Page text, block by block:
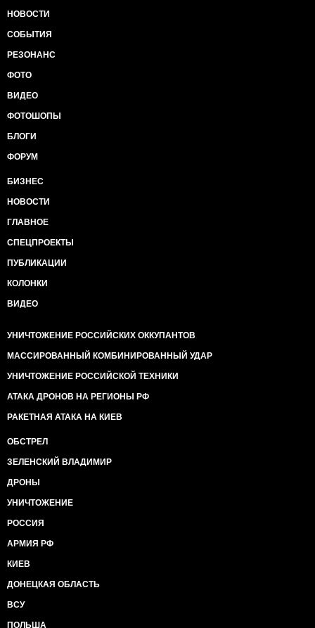
НОВОСТИ
СОБЫТИЯ
РЕЗОНАНС
ФОТО
ВИДЕО
ФОТОШОПЫ
БЛОГИ
ФОРУМ
БИЗНЕС
НОВОСТИ
ГЛАВНОЕ
СПЕЦПРОЕКТЫ
ПУБЛИКАЦИИ
КОЛОНКИ
ВИДЕО
УНИЧТОЖЕНИЕ РОССИЙСКИХ ОККУПАНТОВ
МАССИРОВАННЫЙ КОМБИНИРОВАННЫЙ УДАР
УНИЧТОЖЕНИЕ РОССИЙСКОЙ ТЕХНИКИ
АТАКА ДРОНОВ НА РЕГИОНЫ РФ
РАКЕТНАЯ АТАКА НА КИЕВ
ОБСТРЕЛ
ЗЕЛЕНСКИЙ ВЛАДИМИР
ДРОНЫ
УНИЧТОЖЕНИЕ
РОССИЯ
АРМИЯ РФ
КИЕВ
ДОНЕЦКАЯ ОБЛАСТЬ
ВСУ
ПОЛЬША